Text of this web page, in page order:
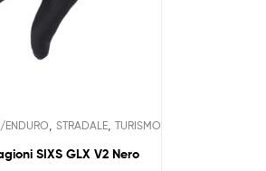
ENDURO STRADALE TURISMO
SIXS GLX V2 Nero